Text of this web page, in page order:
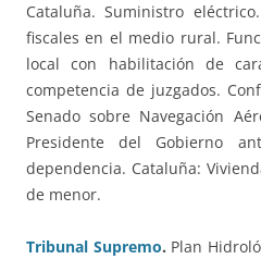
Cataluña. Suministro eléctrico.
fiscales en el medio rural.
local con habilitación de
competencia de juzgados.
Senado sobre Navegación
Presidente del Gobierno
dependencia. Cataluña:
de menor.
Tribunal Supremo. Plan